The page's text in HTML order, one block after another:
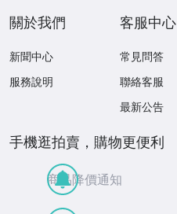
關於我們
新聞中心
服務說明
客服中心
常見問答
聯絡客服
最新公告
手機逛拍賣，購物更便利
商品降價通知